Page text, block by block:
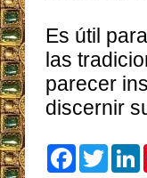
Es útil
las
parecer
discernir